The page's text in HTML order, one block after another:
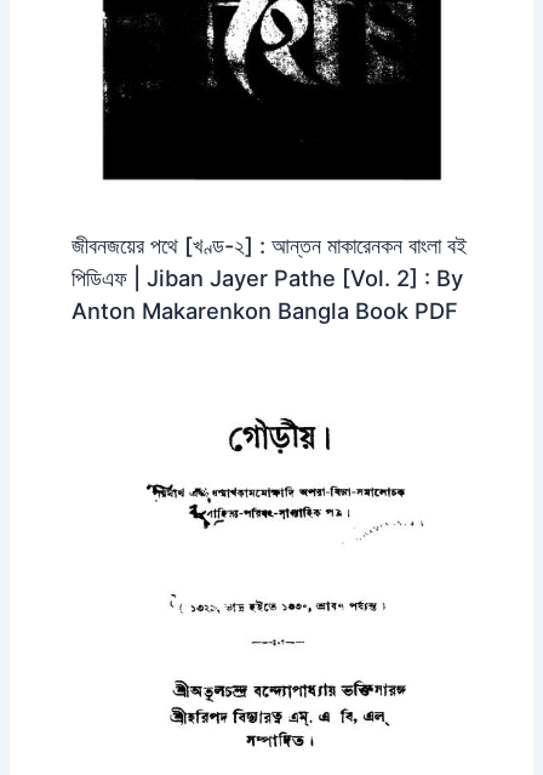
জীবনজয়ের পথে [খণ্ড-২] : আন্তন মাকারেনকন বাংলা বই
পিডিএফ | Jiban Jayer Pathe [Vol. 2] : By
Anton Makarenkon Bangla Book PDF